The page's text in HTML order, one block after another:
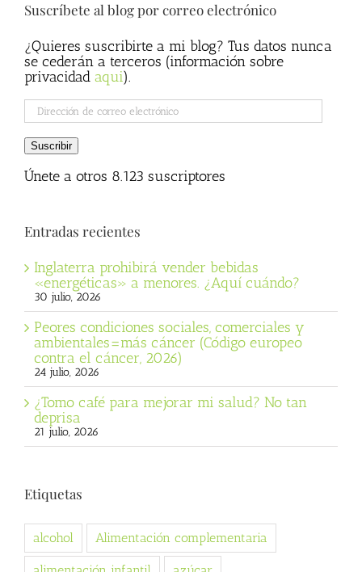
Suscríbete al blog por correo electrónico
¿Quieres suscribirte a mi blog? Tus datos nunca
se cederán a terceros (información sobre
privacidad aqui).
Dirección
de
correo
electrónico
Suscribir
Únete a otros 8.123 suscriptores
Entradas recientes
Inglaterra prohibirá vender bebidas
«energéticas» a menores. ¿Aquí cuándo?
30 julio, 2026
Peores condiciones sociales, comerciales y
ambientales=más cáncer (Código europeo
contra el cáncer, 2026)
24 julio, 2026
¿Tomo café para mejorar mi salud? No tan
deprisa
21 julio, 2026
Etiquetas
alcohol Alimentación complementaria